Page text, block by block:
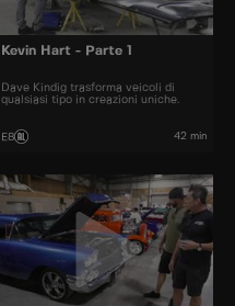
Kevin Hart - Parte 1
Dave Kindig trasforma veicoli di
qualsiasi tipo in creazioni uniche.
E8 42 min